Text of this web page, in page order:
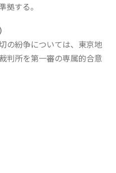
拠する。
の紛争については、東京地
判所を第一審の専属的合意